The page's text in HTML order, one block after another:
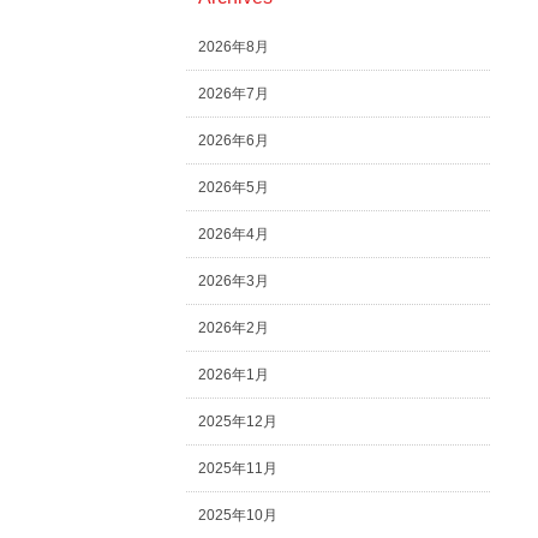
2026年8月
2026年7月
2026年6月
2026年5月
2026年4月
2026年3月
2026年2月
2026年1月
2025年12月
2025年11月
2025年10月